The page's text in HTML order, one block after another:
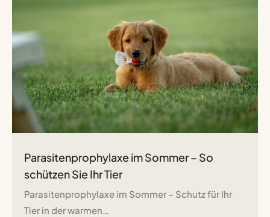
Parasitenprophylaxe im Sommer – So
schützen Sie Ihr Tier
Parasitenprophylaxe im Sommer – Schutz für Ihr
Tier in der warmen…